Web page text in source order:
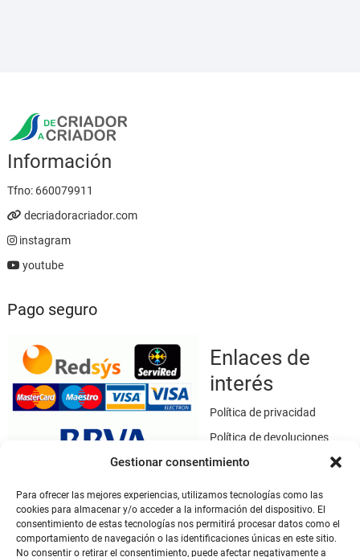
Gestionar consentimiento
Para ofrecer las mejores experiencias, utilizamos tecnologías como las
cookies para almacenar y/o acceder a la información del dispositivo. El
consentimiento de estas tecnologías nos permitirá procesar datos como el
comportamiento de navegación o las identificaciones únicas en este sitio.
No consentir o retirar el consentimiento, puede afectar negativamente a
Información
Tfno: 660079911
decriadoracriador.com
instagram
youtube
Pago seguro
Enlaces de
interés
Política de privacidad
Política de devoluciones
Política de cookies
Aviso legal
Este sitio web utiliza SSL / TLS como medio de seguridad para el
cifrado de datos.